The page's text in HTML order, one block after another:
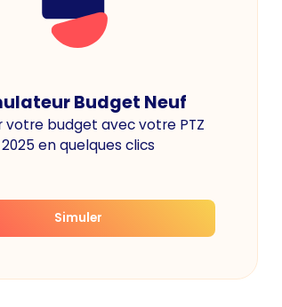
Budget Neuf
votre budget avec votre PTZ
2025 en quelques clics
Simuler